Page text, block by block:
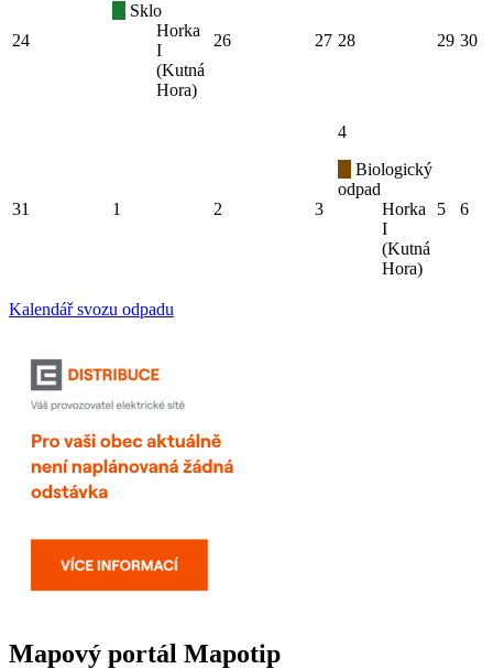
24
Sklo
Horka
I
(Kutná
Hora)
26 27 28 29 30
31 1 2 3
4
Biologický
odpad
Horka
I
(Kutná
Hora)
5 6
Kalendář svozu odpadu
Mapový portál Mapotip